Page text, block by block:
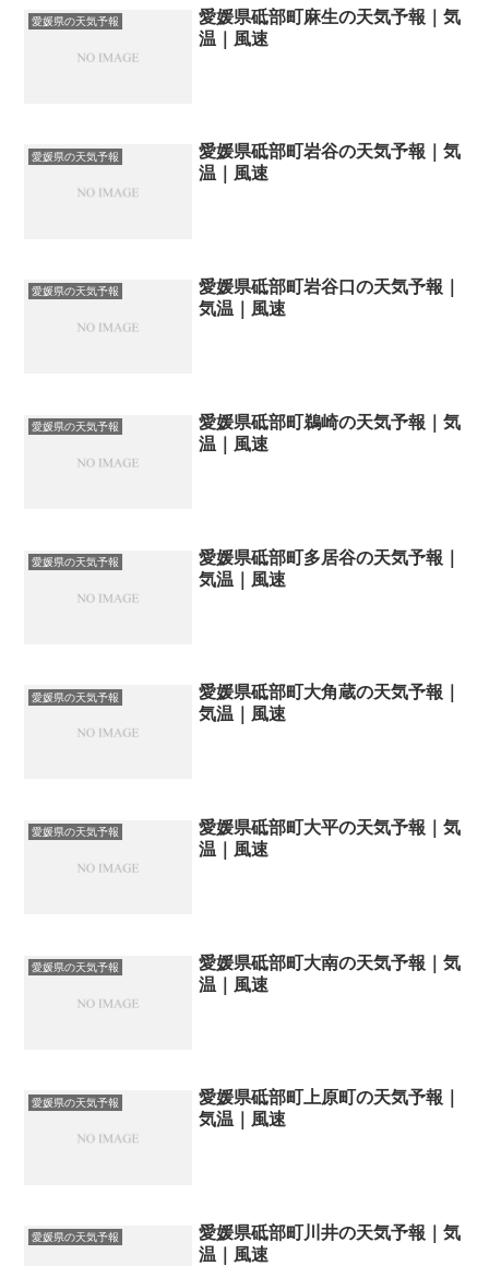
愛媛県の天気予報
愛媛県砥部町麻生の天気予報｜気
温｜風速
愛媛県の天気予報
愛媛県砥部町岩谷の天気予報｜気
温｜風速
愛媛県の天気予報
愛媛県砥部町岩谷口の天気予報｜
気温｜風速
愛媛県の天気予報
愛媛県砥部町鵜崎の天気予報｜気
温｜風速
愛媛県の天気予報
愛媛県砥部町多居谷の天気予報｜
気温｜風速
愛媛県の天気予報
愛媛県砥部町大角蔵の天気予報｜
気温｜風速
愛媛県の天気予報
愛媛県砥部町大平の天気予報｜気
温｜風速
愛媛県の天気予報
愛媛県砥部町大南の天気予報｜気
温｜風速
愛媛県の天気予報
愛媛県砥部町上原町の天気予報｜
気温｜風速
愛媛県の天気予報
愛媛県砥部町川井の天気予報｜気
温｜風速